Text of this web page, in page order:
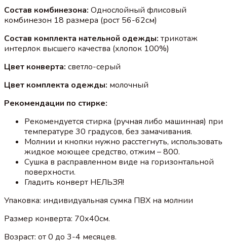
Состав комбинезона: Однослойный флисовый
комбинезон 18 размера (рост 56-62см)
Состав комплекта нательной одежды: трикотаж
интерлок высшего качества (хлопок 100%)
Цвет конверта: светло-серый
Цвет комплекта одежды: молочный
Рекомендации по стирке:
Рекомендуется стирка (ручная либо машинная) при
температуре 30 градусов, без замачивания.
Молнии и кнопки нужно расстегнуть, использовать
жидкое моющее средство, отжим – 800.
Сушка в расправленном виде на горизонтальной
поверхности.
Гладить конверт НЕЛЬЗЯ!
Упаковка: индивидуальная сумка ПВХ на молнии
Размер конверта: 70х40см.
Возраст: от 0 до 3-4 месяцев.